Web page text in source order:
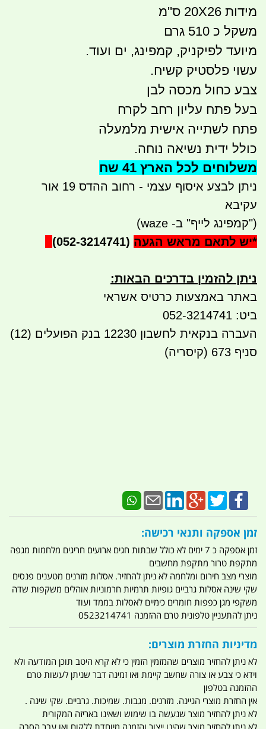
מידות 20X26 ס''מ
משקל כ 510 גרם
מיועד לפיקניק, קמפינג, ים ועוד.
עשוי פלסטיק קשיח.
צבע כחול מכסה לבן
בעל פתח עליון רחב לקרח
פתח לשתייה אישית מלמעלה
כולל ידית נשיאה נוחה.
משלוחים לכל הארץ 41 שח
ניתן לבצע איסוף עצמי - רחוב ההדס 19 אור
עקיבא
("קמפינג לייף" ב- waze)
*יש לתאם מראש הגעה (052-3214741)
ניתן להזמין בדרכים הבאות:
באתר באמצעות כרטיס אשראי
ביט: 052-3214741
העברה בנקאית לחשבון 12230 בנק הפועלים (12)
סניף 673 (קיסריה)
זמן אספקה ותנאי רכישה:
זמן אספקה כ 7 ימים לא כולל שבתות חגים ארועים חריגים מלחמות מגפה
מתקפת טרור מתקפת מחשבים
מוצרי מצב חירום ומלחמה לא ניתן להחזיר. אסלות מזרנים מטענים פנסים
שקי שינה אסלות גרביים גופיות תרמיות חרמוניות אוהלים משקפות שדה
משקפי מגן כפפות חומרים כימיים לאסלות בממד ועוד
ניתן להתעניין טלפונית טרם ההזמנה 0523214741
מדיניות החזרת מוצרים:
לא ניתן להחזיר מוצרים שהמזמין הזמין כי לא קרא היטב תוכן המודעה ולא
וידא כי צבע או צורה שחשב קיימת ואו זמינה דבר שניתן לעשות טרם
ההזמנה בטלפון
אין החזרת מוצרי הגיינה. מזרנים. מגבות. שמיכות. גרביים. שקי שינה .
לא ניתן להחזיר מוצר שנעשה בו שימוש ושאינו באריזה המקורית
לא ניתן להחזיר מוצר שהינו ייצור והזמנה מיוחדת ללקוח ואו עבר הסבה